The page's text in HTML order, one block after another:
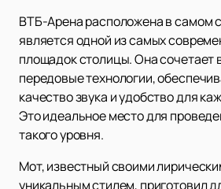
ВТБ-Арена расположена в самом
является одной из самых
площадок столицы. Она сочетает
передовые технологии,
качество звука и удобство для
Это идеальное место для
такого уровня.
Мот, известный своими
уникальным стилем, приготовил